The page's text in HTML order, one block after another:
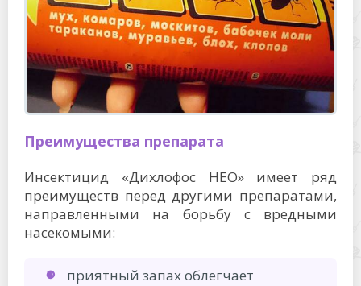
Преимущества препарата
Инсектицид «Дихлофос НЕО» имеет ряд
преимуществ перед другими препаратами,
направленными на борьбу с вредными
насекомыми:
приятный запах облегчает